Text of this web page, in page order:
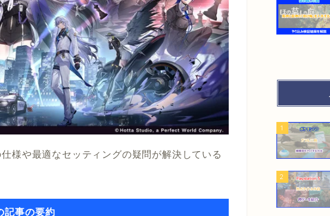
様や最適なセッティングの疑問が解決している
記事の要約
1
2